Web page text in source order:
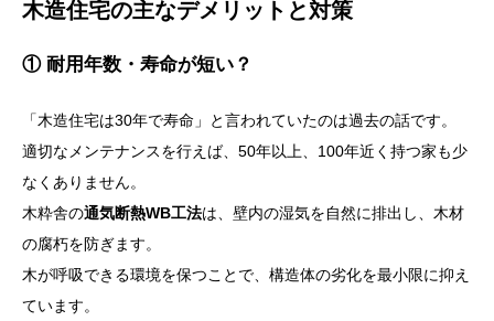
木造住宅の主なデメリットと対策
① 耐用年数・寿命が短い？
「木造住宅は30年で寿命」と言われていたのは過去の話です。
適切なメンテナンスを行えば、50年以上、100年近く持つ家も少
なくありません。
木粋舎の通気断熱WB工法は、壁内の湿気を自然に排出し、木材
の腐朽を防ぎます。
木が呼吸できる環境を保つことで、構造体の劣化を最小限に抑え
ています。